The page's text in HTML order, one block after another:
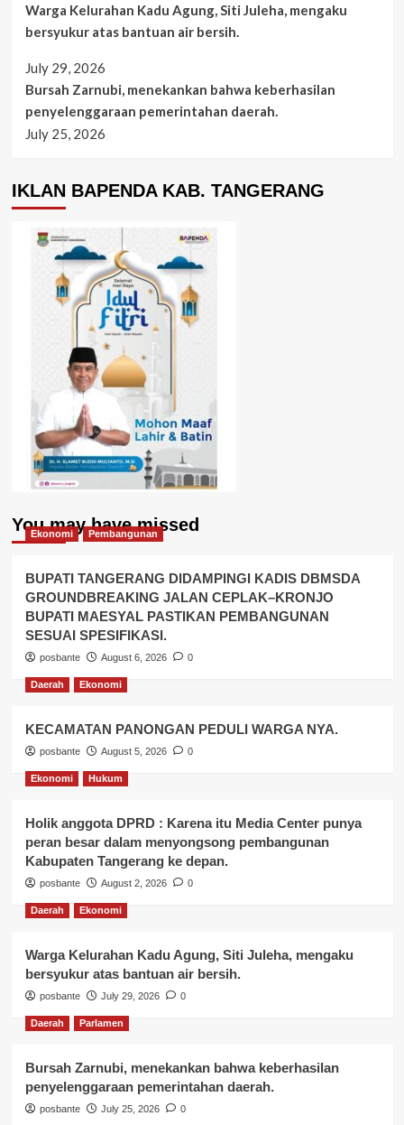
Warga Kelurahan Kadu Agung, Siti Juleha, mengaku
bersyukur atas bantuan air bersih.
July 29, 2026
Bursah Zarnubi, menekankan bahwa keberhasilan
penyelenggaraan pemerintahan daerah.
July 25, 2026
IKLAN BAPENDA KAB. TANGERANG
You may have missed
Ekonomi Pembangunan
BUPATI TANGERANG DIDAMPINGI KADIS DBMSDA
GROUNDBREAKING JALAN CEPLAK–KRONJO
BUPATI MAESYAL PASTIKAN PEMBANGUNAN
SESUAI SPESIFIKASI.
posbante August 6, 2026 0
Daerah Ekonomi
KECAMATAN PANONGAN PEDULI WARGA NYA.
posbante August 5, 2026 0
Ekonomi Hukum
Holik anggota DPRD : Karena itu Media Center punya
peran besar dalam menyongsong pembangunan
Kabupaten Tangerang ke depan.
posbante August 2, 2026 0
Daerah Ekonomi
Warga Kelurahan Kadu Agung, Siti Juleha, mengaku
bersyukur atas bantuan air bersih.
posbante July 29, 2026 0
Daerah Parlamen
Bursah Zarnubi, menekankan bahwa keberhasilan
penyelenggaraan pemerintahan daerah.
posbante July 25, 2026 0